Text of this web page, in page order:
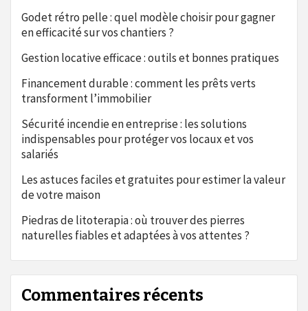
Godet rétro pelle : quel modèle choisir pour gagner
en efficacité sur vos chantiers ?
Gestion locative efficace : outils et bonnes pratiques
Financement durable : comment les prêts verts
transforment l’immobilier
Sécurité incendie en entreprise : les solutions
indispensables pour protéger vos locaux et vos
salariés
Les astuces faciles et gratuites pour estimer la valeur
de votre maison
Piedras de litoterapia : où trouver des pierres
naturelles fiables et adaptées à vos attentes ?
Commentaires récents